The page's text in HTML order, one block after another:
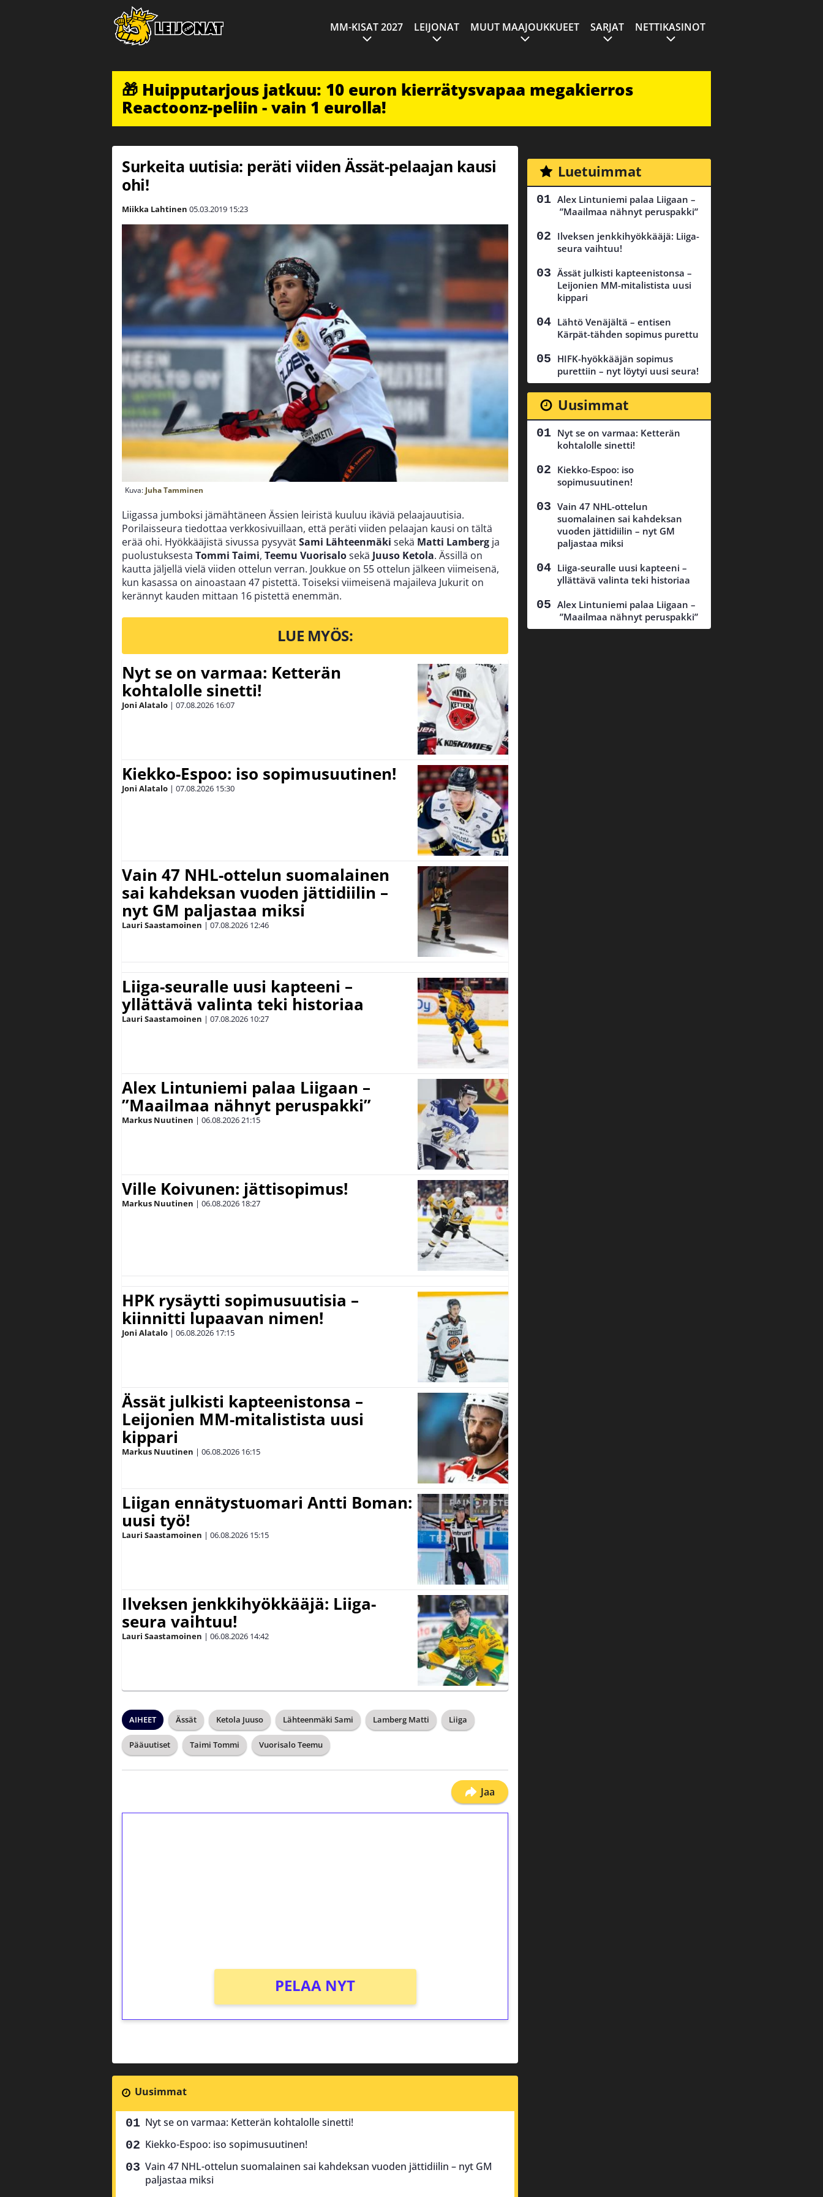
MM-KISAT 2027 LEIJONAT MUUT MAAJOUKKUEET SARJAT NETTIKASINOT
🎁 Huipputarjous jatkuu: 10 euron kierrätysvapaa megakierros
Reactoonz-peliin - vain 1 eurolla!
Surkeita uutisia: peräti viiden Ässät-pelaajan kausi
ohi!
Miikka Lahtinen 05.03.2019 15:23
Kuva: Juha Tamminen
Liigassa jumboksi jämähtäneen Ässien leiristä kuuluu ikäviä pelaajauutisia.
Porilaisseura tiedottaa verkkosivuillaan, että peräti viiden pelaajan kausi on tältä
erää ohi. Hyökkääjistä sivussa pysyvätSami Lähteenmäki sekä Matti Lamberg ja
puolustuksesta Tommi Taimi, Teemu Vuorisalosekä Juuso Ketola. Ässillä on
kautta jäljellä vielä viiden ottelun verran. Joukkue on 55 ottelun jälkeen viimeisenä,
kun kasassa on ainoastaan 47 pistettä. Toiseksi viimeisenä majaileva Jukurit on
kerännyt kauden mittaan 16 pistettä enemmän.
LUE MYÖS:
Nyt se on varmaa: Ketterän
kohtalolle sinetti!
Joni Alatalo | 07.08.2026 16:07
Kiekko-Espoo: iso sopimusuutinen!
Joni Alatalo | 07.08.2026 15:30
Vain 47 NHL-ottelun suomalainen
sai kahdeksan vuoden jättidiilin –
nyt GM paljastaa miksi
Lauri Saastamoinen | 07.08.2026 12:46
Liiga-seuralle uusi kapteeni –
yllättävä valinta teki historiaa
Lauri Saastamoinen | 07.08.2026 10:27
Alex Lintuniemi palaa Liigaan –
”Maailmaa nähnyt peruspakki”
Markus Nuutinen | 06.08.202621:15
Ville Koivunen: jättisopimus!
Markus Nuutinen | 06.08.2026 18:27
HPK rysäytti sopimusuutisia –
kiinnitti lupaavan nimen!
Joni Alatalo | 06.08.2026 17:15
Ässät julkisti kapteenistonsa –
Leijonien MM-mitalistista uusi
kippari
Markus Nuutinen | 06.08.2026 16:15
Liigan ennätystuomari Antti Boman:
uusi työ!
Lauri Saastamoinen | 06.08.2026 15:15
Ilveksen jenkkihyökkääjä: Liiga-
seura vaihtuu!
Lauri Saastamoinen | 06.08.2026 14:42
AIHEET Ässät Ketola Juuso Lähteenmäki Sami Lamberg Matti Liiga
Pääuutiset Taimi Tommi Vuorisalo Teemu
Jaa
PELAA NYT
Uusimmat
Nyt se on varmaa: Ketterän kohtalolle sinetti!
Kiekko-Espoo: iso sopimusuutinen!
Vain 47 NHL-ottelun suomalainen sai kahdeksan vuoden jättidiilin – nyt GM
paljastaa miksi
Luetuimmat
Alex Lintuniemi palaa Liigaan –
”Maailmaa nähnyt peruspakki”
Ilveksen jenkkihyökkääjä: Liiga-
seura vaihtuu!
Ässät julkisti kapteenistonsa –
Leijonien MM-mitalistista uusi
kippari
Lähtö Venäjältä – entisen
Kärpät-tähden sopimus purettu
HIFK-hyökkääjän sopimus
purettiin – nyt löytyi uusi seura!
Uusimmat
Nyt se on varmaa: Ketterän
kohtalolle sinetti!
Kiekko-Espoo: iso
sopimusuutinen!
Vain 47 NHL-ottelun
suomalainen sai kahdeksan
vuoden jättidiilin – nyt GM
paljastaa miksi
Liiga-seuralle uusi kapteeni –
yllättävä valinta teki historiaa
Alex Lintuniemi palaa Liigaan –
”Maailmaa nähnyt peruspakki”